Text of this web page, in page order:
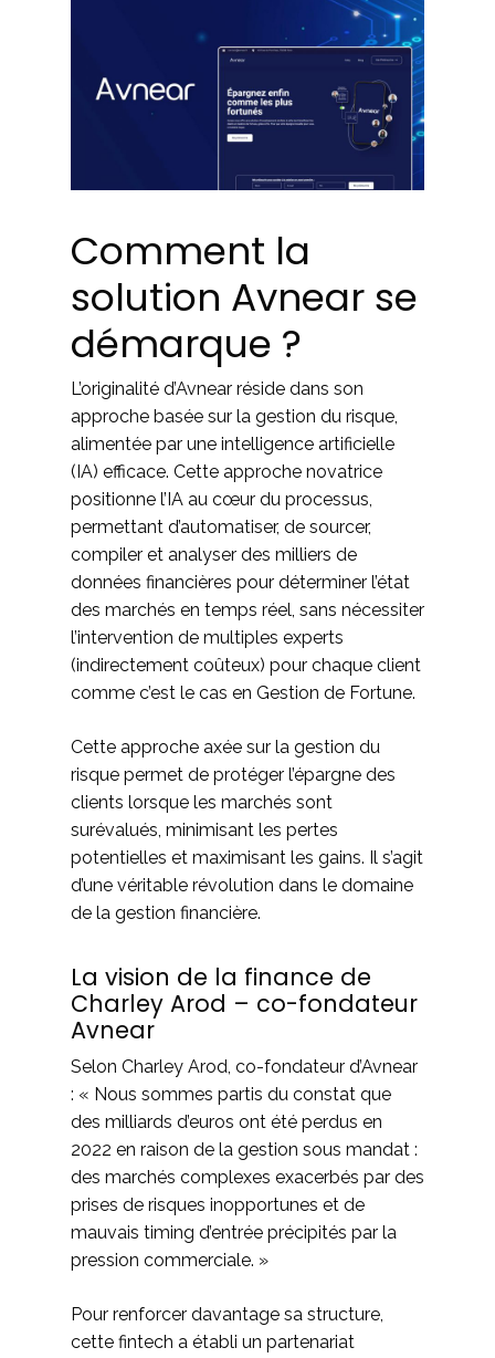
Comment la
solution Avnear se
démarque ?
L’originalité d’Avnear réside dans son
approche basée sur la gestion du risque,
alimentée par une intelligence artificielle
(IA) efficace. Cette approche novatrice
positionne l’IA au cœur du processus,
permettant d’automatiser, de sourcer,
compiler et analyser des milliers de
données financières pour déterminer l’état
des marchés en temps réel, sans nécessiter
l’intervention de multiples experts
(indirectement coûteux) pour chaque client
comme c’est le cas en Gestion de Fortune.
Cette approche axée sur la gestion du
risque permet de protéger l’épargne des
clients lorsque les marchés sont
surévalués, minimisant les pertes
potentielles et maximisant les gains. Il s’agit
d’une véritable révolution dans le domaine
de la gestion financière.
La vision de la finance de
Charley Arod – co-fondateur
Avnear
Selon Charley Arod, co-fondateur d’Avnear
: « Nous sommes partis du constat que
des milliards d’euros ont été perdus en
2022 en raison de la gestion sous mandat :
des marchés complexes exacerbés par des
prises de risques inopportunes et de
mauvais timing d’entrée précipités par la
pression commerciale. »
Pour renforcer davantage sa structure,
cette fintech a établi un partenariat